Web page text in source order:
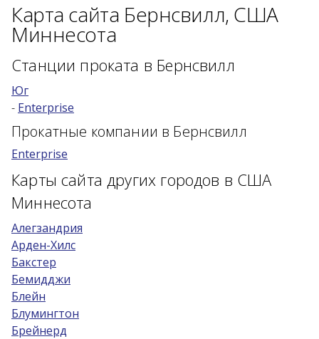
Возврат в другом месте?
Возраст 25-70 лет?
Купон/промо
Карта сайта Бернсвилл, США
Миннесота
Станции проката в Бернсвилл
Юг
- Enterprise
Прокатные компании в Бернсвилл
Enterprise
Карты сайта других городов в США
Миннесота
Алегзандрия
Арден-Хилс
Бакстер
Бемидджи
Блейн
Блумингтон
Брейнерд